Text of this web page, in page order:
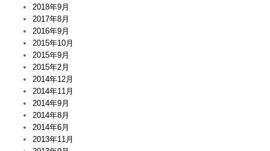
2018年9月
2017年8月
2016年9月
2015年10月
2015年9月
2015年2月
2014年12月
2014年11月
2014年9月
2014年8月
2014年6月
2013年11月